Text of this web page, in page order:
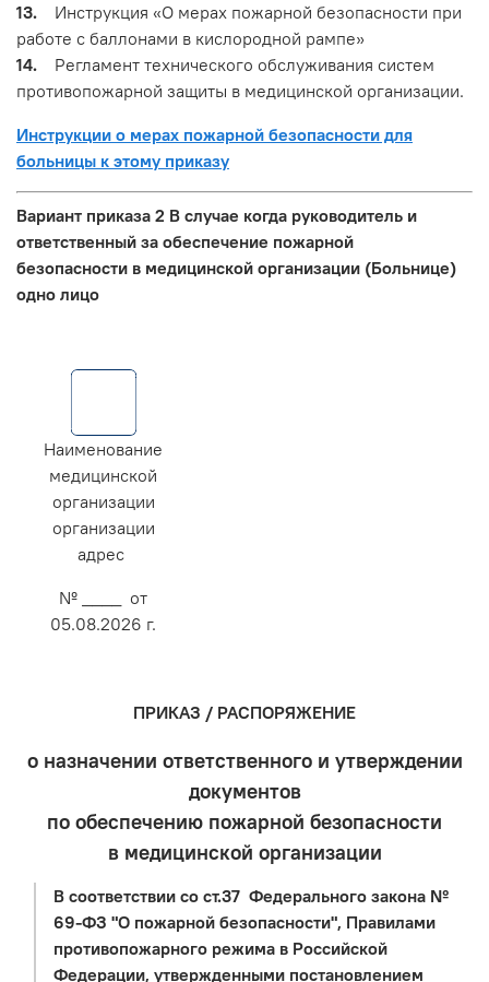
13. Инструкция «О мерах пожарной безопасности при
работе с баллонами в кислородной рампе»
14. Регламент технического обслуживания систем
противопожарной защиты в медицинской организации.
Инструкции о мерах пожарной безопасности для
больницы к этому приказу
Вариант приказа 2 В случае когда руководитель и
ответственный за обеспечение пожарной
безопасности в медицинской организации (Больнице)
одно лицо
Наименование
медицинской
организации
организации
адрес
№ ____ от
05.08.2026 г.
ПРИКАЗ / РАСПОРЯЖЕНИЕ
о назначении ответственного и утверждении
документов
по обеспечению пожарной безопасности
в медицинской организации
В соответствии со ст.37 Федерального закона №
69-ФЗ "О пожарной безопасности", Правилами
противопожарного режима в Российской
Федерации, утвержденными постановлением